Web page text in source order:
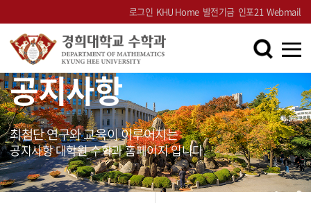
로그인 KHU Home 발전기금 인포21 Webmail
공지사항
최첨단 연구와 교육이 이루어지는
공지사항 대학원 수학과 홈페이지 입니다.